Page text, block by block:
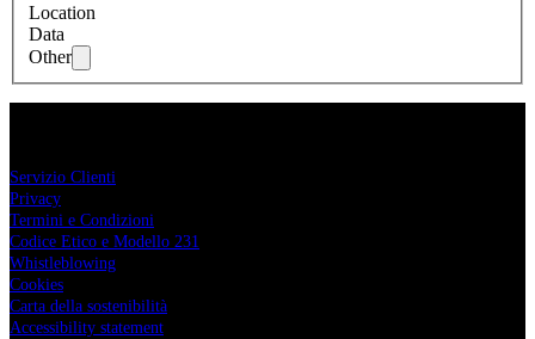
Location
Data
Other
Servizio Clienti
Privacy
Termini e Condizioni
Codice Etico e Modello 231
Whistleblowing
Cookies
Carta della sostenibilità
Accessibility statement